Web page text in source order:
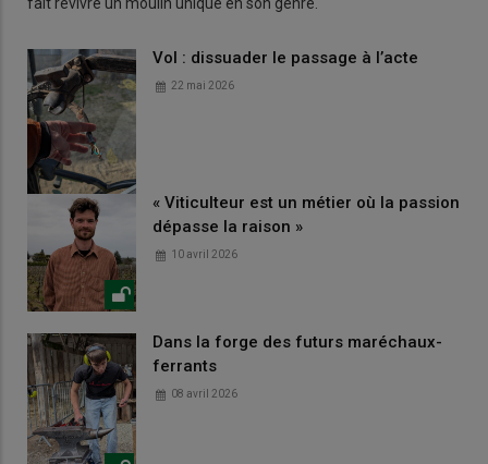
Vol : dissuader le passage à l’acte
22 mai 2026
« Viticulteur est un métier où la passion
dépasse la raison »
10 avril 2026
Dans la forge des futurs maréchaux-
ferrants
08 avril 2026